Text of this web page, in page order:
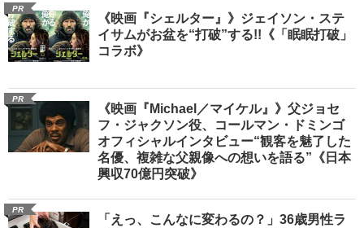
PR
《映画『シェルター』》ジェイソン・ステ
イサムがお盆を“打破”する!!《「眠眠打破」
コラボ》
PR
《映画『Michael／マイケル』》父ジョセ
フ・ジャクソン役、コールマン・ドミンゴ
オフィシャルインタビュー“観客を魅了した
名優、複雑な父親像への想いを語る”《日本
興収70億円突破》
PR
「えっ、こんなに変わるの？」36歳男性ラ